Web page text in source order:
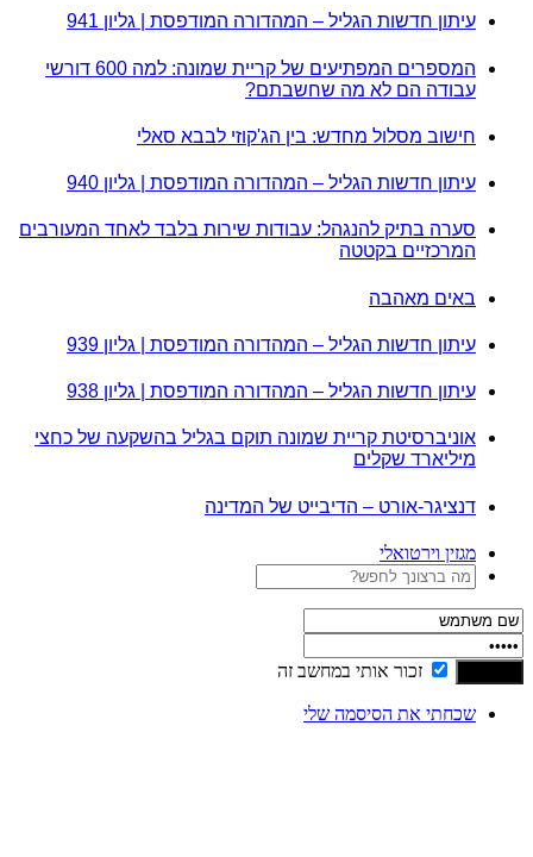
עיתון חדשות הגליל – המהדורה המודפסת | גליון 941
המספרים המפתיעים של קריית שמונה: למה 600 דורשי
עבודה הם לא מה שחשבתם?
חישוב מסלול מחדש: בין הג'קוזי לבבא סאלי
עיתון חדשות הגליל – המהדורה המודפסת | גליון 940
סערה בתיק להנגהל: עבודות שירות בלבד לאחד המעורבים
המרכזיים בקטטה
באים מאהבה
עיתון חדשות הגליל – המהדורה המודפסת | גליון 939
עיתון חדשות הגליל – המהדורה המודפסת | גליון 938
אוניברסיטת קריית שמונה תוקם בגליל בהשקעה של כחצי
מיליארד שקלים
דנציגר-אורט – הדיבייט של המדינה
מגזין וירטואלי
זכור אותי במחשב זה
שכחתי את הסיסמה שלי